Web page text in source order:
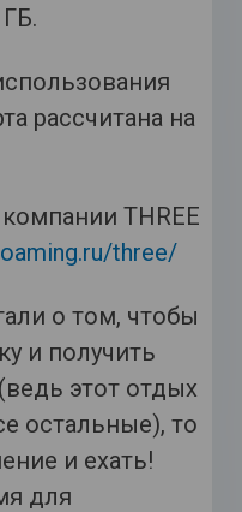
рассчитана на
THREE
three/
о том, чтобы
и получить
этот отдых
остальные), то
и ехать!
для